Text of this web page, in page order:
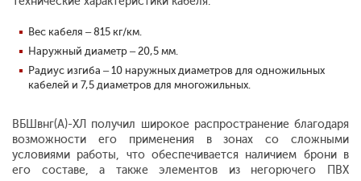
Вес кабеля – 815 кг/км.
Наружный диаметр – 20,5 мм.
Радиус изгиба – 10 наружных диаметров для одножильных
кабелей и 7,5 диаметров для многожильных.
ВБШвнг(А)-ХЛ получил широкое распространение благодаря
возможности его применения в зонах со сложными
условиями работы, что обеспечивается наличием брони в
его составе, а также элементов из негорючего ПВХ